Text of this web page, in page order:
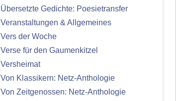
Übersetzte Gedichte: Poesietransfer
Veranstaltungen & Allgemeines
Vers der Woche
Verse für den Gaumenkitzel
Versheimat
Von Klassikern: Netz-Anthologie
Von Zeitgenossen: Netz-Anthologie